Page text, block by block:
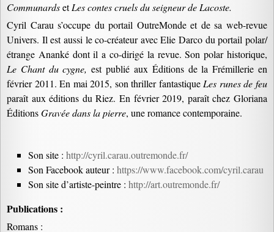
CommunardsetLes contes cruels du seigneur de Lacoste.
Cyril Carau s’occupe du portail OutreMonde et de sa web-revue
Univers. Il est aussi le co-créateur avec Elie Darco du portail polar/
étrange Ananké dont il a co-dirigé la revue. Son polar historique,
Le Chant du cygne, est publié aux Éditions de la Frémillerie en
février 2011. En mai 2015, son thriller fantastique Les runes de feu
paraît aux éditions du Riez. En février 2019, paraît chez Gloriana
ÉditionsGravée dans la pierre, une romance contemporaine.
Son site : http://cyril.carau.outremonde.fr/
Son Facebook auteur : https://www.facebook.com/cyril.carau
Son site d’artiste-peintre : http://art.outremonde.fr/
Publications :
Romans :